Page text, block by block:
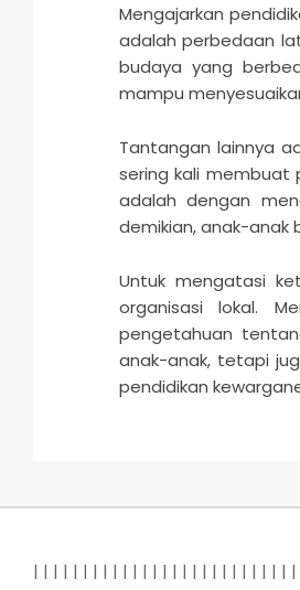
Mengajarkan
adalah perbedaan
budaya yang
mampu
Tantangan lainnya
sering kali membuat
adalah dengan
demikian, anak-anak
Untuk mengatasi
organisasi lokal.
pengetahuan
anak-anak, tetapi
pendidikan
| | | | | | | | | | | | | | | | | | | | | | | | | | |